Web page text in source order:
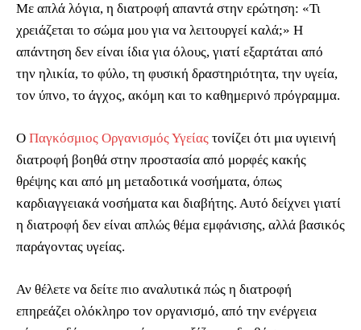
Με απλά λόγια, η διατροφή απαντά στην ερώτηση: «Τι
χρειάζεται το σώμα μου για να λειτουργεί καλά;» Η
απάντηση δεν είναι ίδια για όλους, γιατί εξαρτάται από
την ηλικία, το φύλο, τη φυσική δραστηριότητα, την υγεία,
τον ύπνο, το άγχος, ακόμη και το καθημερινό πρόγραμμα.
Ο Παγκόσμιος Οργανισμός Υγείας τονίζει ότι μια υγιεινή
διατροφή βοηθά στην προστασία από μορφές κακής
θρέψης και από μη μεταδοτικά νοσήματα, όπως
καρδιαγγειακά νοσήματα και διαβήτης. Αυτό δείχνει γιατί
η διατροφή δεν είναι απλώς θέμα εμφάνισης, αλλά βασικός
παράγοντας υγείας.
Αν θέλετε να δείτε πιο αναλυτικά πώς η διατροφή
επηρεάζει ολόκληρο τον οργανισμό, από την ενέργεια